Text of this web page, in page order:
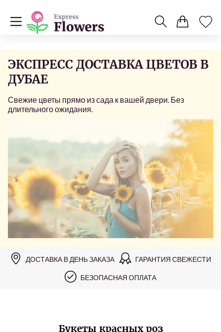
ЭКСПРЕСС ДОСТАВКА ЦВЕТОВ В
ДУБАЕ
Свежие цветы прямо из сада к вашей двери. Без
длительного ожидания.
ДОСТАВКА В ДЕНЬ ЗАКАЗА ГАРАНТИЯ СВЕЖЕСТИ
БЕЗОПАСНАЯ ОПЛАТА
Букеты красных роз